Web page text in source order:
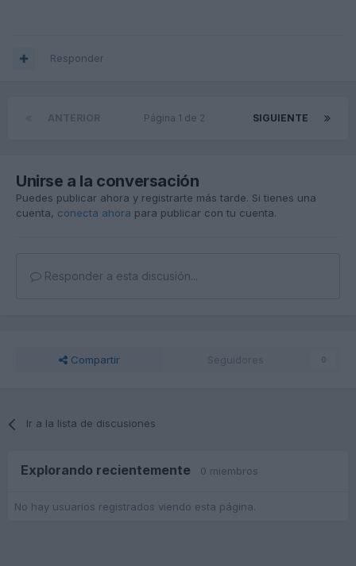
Responder
SIGUIENTE
Página 1 de 2
Unirse a la conversación
Puedes publicar ahora y registrarte más tarde. Si tienes una
cuenta, conecta ahora para publicar con tu cuenta.
Responder a esta discusión...
Compartir Seguidores 0
Ir a la lista de discusiones
Explorando recientemente 0 miembros
No hay usuarios registrados viendo esta página.